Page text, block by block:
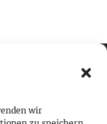
wir